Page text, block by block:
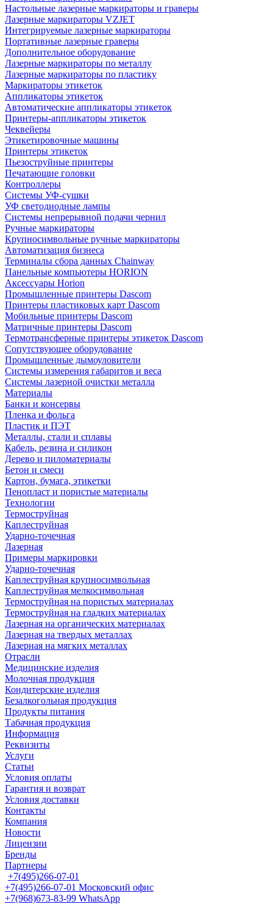
Настольные лазерные маркираторы и граверы
Лазерные маркираторы VZJET
Интегрируемые лазерные маркираторы
Портативные лазерные граверы
Дополнительное оборудование
Лазерные маркираторы по металлу
Лазерные маркираторы по пластику
Маркираторы этикеток
Аппликаторы этикеток
Автоматические аппликаторы этикеток
Принтеры-аппликаторы этикеток
Чеквейеры
Этикетировочные машины
Принтеры этикеток
Пьезоструйные принтеры
Печатающие головки
Контроллеры
Системы УФ-сушки
УФ светодиодные лампы
Системы непрерывной подачи чернил
Ручные маркираторы
Крупносимвольные ручные маркираторы
Автоматизация бизнеса
Терминалы сбора данных Chainway
Панельные компьютеры HORION
Аксессуары Horion
Промышленные принтеры Dascom
Принтеры пластиковых карт Dascom
Мобильные принтеры Dascom
Матричные принтеры Dascom
Термотрансферные принтеры этикеток Dascom
Сопутствующее оборудование
Промышленные дымоуловители
Системы измерения габаритов и веса
Системы лазерной очистки металла
Материалы
Банки и консервы
Пленка и фольга
Пластик и ПЭТ
Металлы, стали и сплавы
Кабель, резина и силикон
Дерево и пиломатериалы
Бетон и смеси
Картон, бумага, этикетки
Пенопласт и пористые материалы
Технологии
Термоструйная
Каплеструйная
Ударно-точечная
Лазерная
Примеры маркировки
Ударно-точечная
Каплеструйная крупносимвольная
Каплеструйная мелкосимвольная
Термоструйная на пористых материалах
Термоструйная на гладких материалах
Лазерная на органических материалах
Лазерная на твердых металлах
Лазерная на мягких металлах
Отрасли
Медицинские изделия
Молочная продукция
Кондитерские изделия
Безалкогольная продукция
Продукты питания
Табачная продукция
Информация
Реквизиты
Услуги
Статьи
Условия оплаты
Гарантия и возврат
Условия доставки
Контакты
Компания
Новости
Лицензии
Бренды
Партнеры
+7(495)266-07-01
+7(495)266-07-01 Московский офис
+7(968)673-83-99 WhatsApp